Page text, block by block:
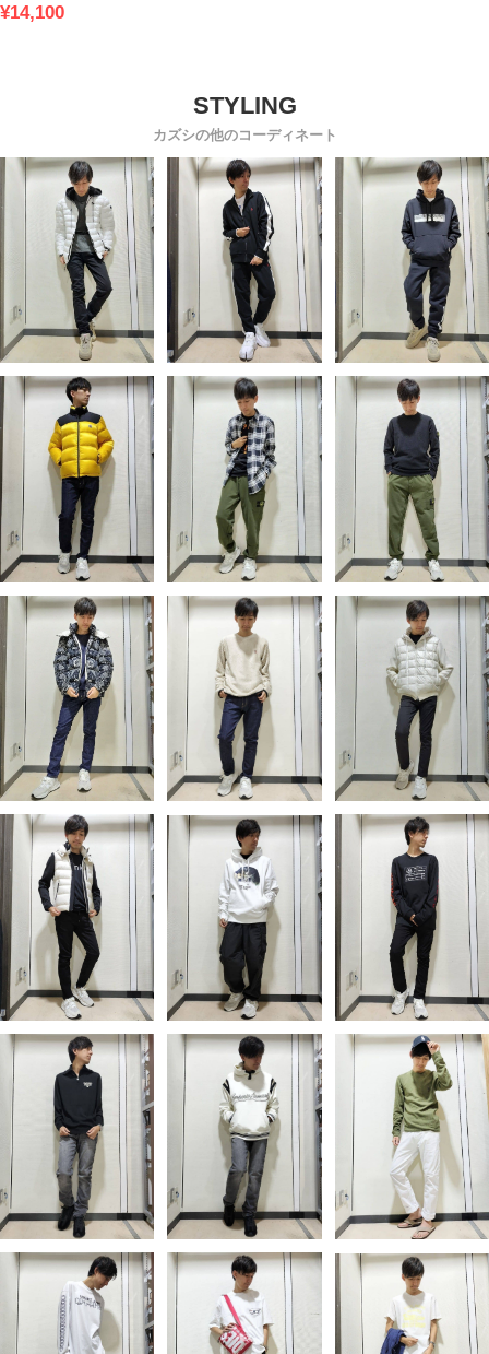
ニット CK40JM322
¥14,100
カズシの他のコーディネート